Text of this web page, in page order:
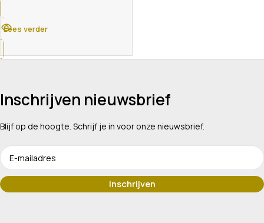
Lees verder
Inschrijven nieuwsbrief
Blijf op de hoogte. Schrijf je in voor onze nieuwsbrief.